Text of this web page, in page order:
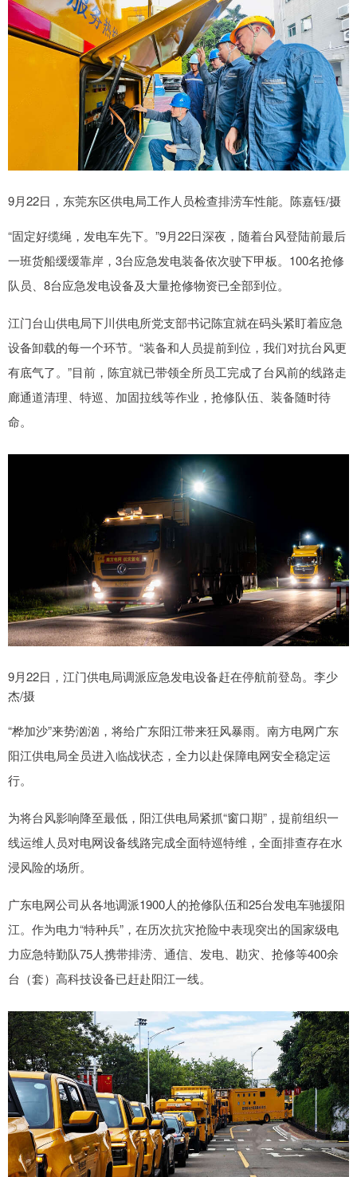
9月22日，东莞东区供电局工作人员检查排涝车性能。陈嘉钰/摄
“固定好缆绳，发电车先下。”9月22日深夜，随着台风登陆前最后
一班货船缓缓靠岸，3台应急发电装备依次驶下甲板。100名抢修
队员、8台应急发电设备及大量抢修物资已全部到位。
江门台山供电局下川供电所党支部书记陈宜就在码头紧盯着应急
设备卸载的每一个环节。“装备和人员提前到位，我们对抗台风更
有底气了。”目前，陈宜就已带领全所员工完成了台风前的线路走
廊通道清理、特巡、加固拉线等作业，抢修队伍、装备随时待
命。
9月22日，江门供电局调派应急发电设备赶在停航前登岛。李少
杰/摄
“桦加沙”来势汹汹，将给广东阳江带来狂风暴雨。南方电网广东
阳江供电局全员进入临战状态，全力以赴保障电网安全稳定运
行。
为将台风影响降至最低，阳江供电局紧抓“窗口期”，提前组织一
线运维人员对电网设备线路完成全面特巡特维，全面排查存在水
浸风险的场所。
广东电网公司从各地调派1900人的抢修队伍和25台发电车驰援阳
江。作为电力“特种兵”，在历次抗灾抢险中表现突出的国家级电
力应急特勤队75人携带排涝、通信、发电、勘灾、抢修等400余
台（套）高科技设备已赶赴阳江一线。